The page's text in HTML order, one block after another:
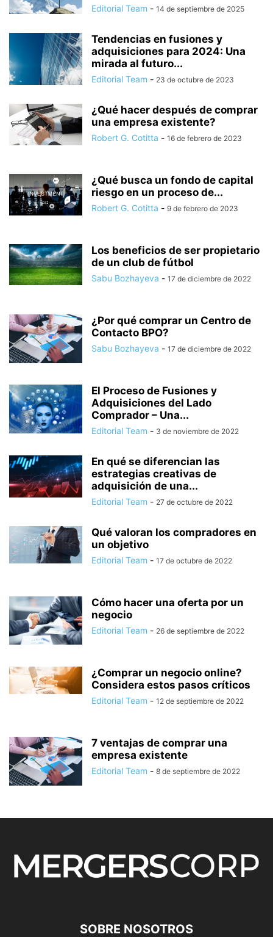
Editorial Team - 14 de septiembre de 2025
Tendencias en fusiones y
adquisiciones para 2024: Una
mirada al futuro...
Editorial Team - 23 de octubre de 2023
¿Qué hacer después de comprar
una empresa existente?
Robert G. Cotitta - 16 de febrero de 2023
¿Qué busca un fondo de capital
riesgo en un proceso de...
Robert G. Cotitta - 9 de febrero de 2023
Los beneficios de ser propietario
de un club de fútbol
Sabu Bozhayeva - 17 de diciembre de 2022
¿Por qué comprar un Centro de
Contacto BPO?
Sabu Bozhayeva - 17 de diciembre de 2022
El Proceso de Fusiones y
Adquisiciones del Lado
Comprador – Una...
Editorial Team - 3 de noviembre de 2022
En qué se diferencian las
estrategias creativas de
adquisición de una...
Editorial Team - 27 de octubre de 2022
Qué valoran los compradores en
un objetivo
Editorial Team - 17 de octubre de 2022
Cómo hacer una oferta por un
negocio
Editorial Team - 26 de septiembre de 2022
¿Comprar un negocio online?
Considera estos pasos críticos
Editorial Team - 12 de septiembre de 2022
7 ventajas de comprar una
empresa existente
Editorial Team - 8 de septiembre de 2022
SOBRE NOSOTROS